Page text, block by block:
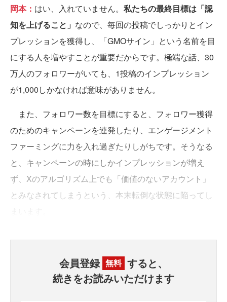
岡本： はい、入れていません。 私たちの最終目標は「認
知を上げること」 なので、毎回の投稿でしっかりとイン
プレッションを獲得し、「GMOサイン」という名前を目
にする人を増やすことが重要だからです。極端な話、30
万人のフォロワーがいても、1投稿のインプレッション
が1,000しかなければ意味がありません。
また、フォロワー数を目標にすると、フォロワー獲得
のためのキャンペーンを連発したり、エンゲージメント
ファーミングに力を入れ過ぎたりしがちです。そうなる
と、キャンペーンの時にしかインプレッションが増え
ず、Xのアルゴリズム上でも「価値のないアカウント」
とみなされてしまうという、本末転倒な状態に陥ってし
会員登録 無料 すると、
続きをお読みいただけます